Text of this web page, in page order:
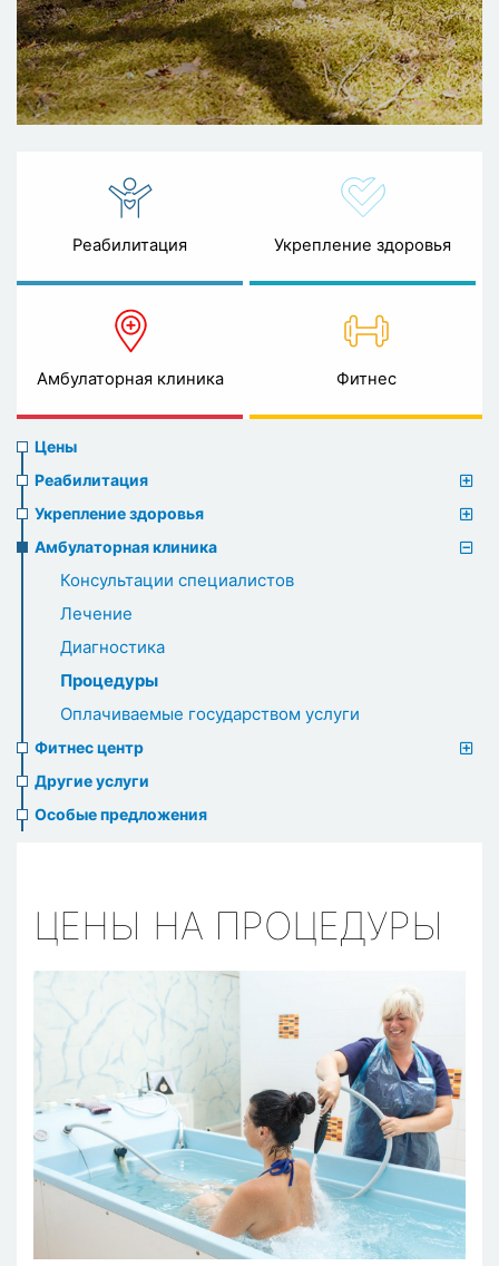
Реабилитация Укрепление здоровья
Амбулаторная клиника Фитнес
Prices
menu
Цены
Реабилитация
Укрепление здоровья
Амбулаторная клиника
Консультации специалистов
Лечение
Диагностика
Процедуры
Оплачиваемые государством услуги
Фитнес центр
Другие услуги
Особые предложения
ЦЕНЫ НА ПРОЦЕДУРЫ